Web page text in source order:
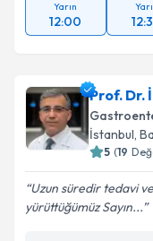
Yarın
12:00
Prof. Dr.
İstanbul,
5 (19
Uzun süredir tedavi
yürüttüğümüz Sayın...